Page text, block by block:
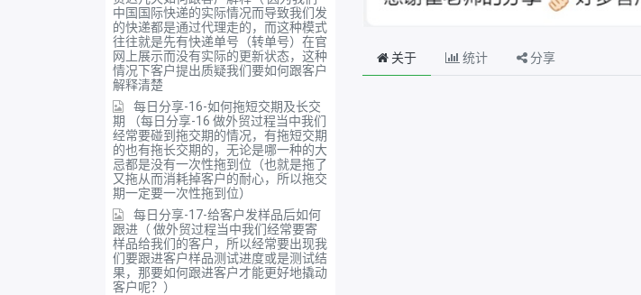
中国国际快递的实际情况而导致我们发
的快递都是通过代理走的，而这种模式
往往就是先有快递单号（转单号）在官
网上展示而没有实际的更新状态，这种
情况下客户提出质疑我们要如何跟客户
解释清楚
每日分享-16-如何拖短交期及长交
期 （每日分享-16 做外贸过程当中我们
经常要碰到拖交期的情况，有拖短交期
的也有拖长交期的，无论是哪一种的大
忌都是没有一次性拖到位（也就是拖了
又拖从而消耗掉客户的耐心，所以拖交
期一定要一次性拖到位）
每日分享-17-给客户发样品后如何
跟进（ 做外贸过程当中我们经常要寄
样品给我们的客户，所以经常要出现我
们要跟进客户样品测试进度或是测试结
果，那要如何跟进客户才能更好地撬动
客户呢？）
关于 统计 分享